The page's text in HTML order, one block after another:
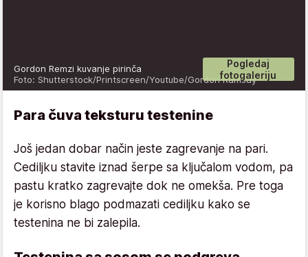
Pogledaj
fotogaleriju
Gordon Remzi kuvanje pirinča
Foto: Shutterstock/Printscreen/Youtube/Gordon Ramsay
Para čuva teksturu testenine
Još jedan dobar način jeste zagrevanje na pari.
Cediljku stavite iznad šerpe sa ključalom vodom, pa
pastu kratko zagrevajte dok ne omekša. Pre toga
je korisno blago podmazati cediljku kako se
testenina ne bi zalepila.